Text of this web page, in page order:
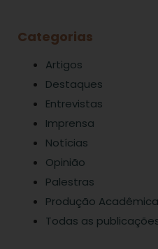
Categorias
Artigos
Destaques
Entrevistas
Imprensa
Notícias
Opinião
Palestras
Produção Acadêmica
Todas as